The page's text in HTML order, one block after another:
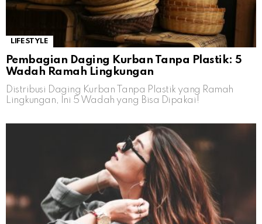
LIFESTYLE
Pembagian Daging Kurban Tanpa Plastik: 5
Wadah Ramah Lingkungan
Distribusi Daging Kurban Tanpa Plastik yang Ramah
Lingkungan, Ini 5 Wadah yang Bisa Dipakai!